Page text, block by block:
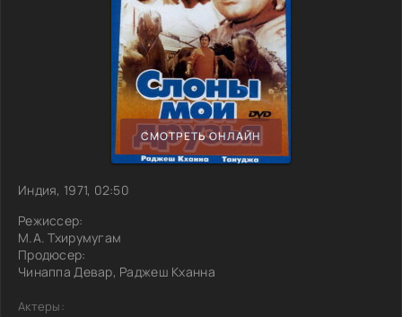
СМОТРЕТЬ ОНЛАЙН
Индия, 1971, 02:50
Режиссер:
М.А. Тхирумугам
Продюсер:
Чинаппа Девар, Раджеш Кханна
Актеры: